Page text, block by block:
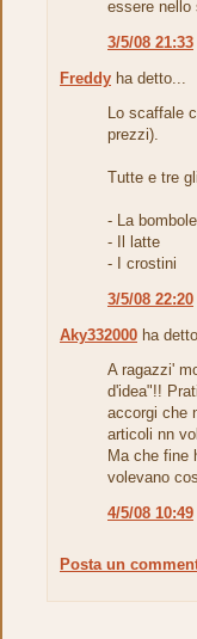
essere nello
3/5/08 21:33
Freddy ha detto...
Lo scaffale
prezzi).
Tutte e tre
- La
- Il latte
- I crostini
3/5/08 22:20
Aky332000 ha
A ragazzi'
d'idea"!!
accorgi che
articoli nn
Ma che fine
volevano
4/5/08 10:49
Posta un